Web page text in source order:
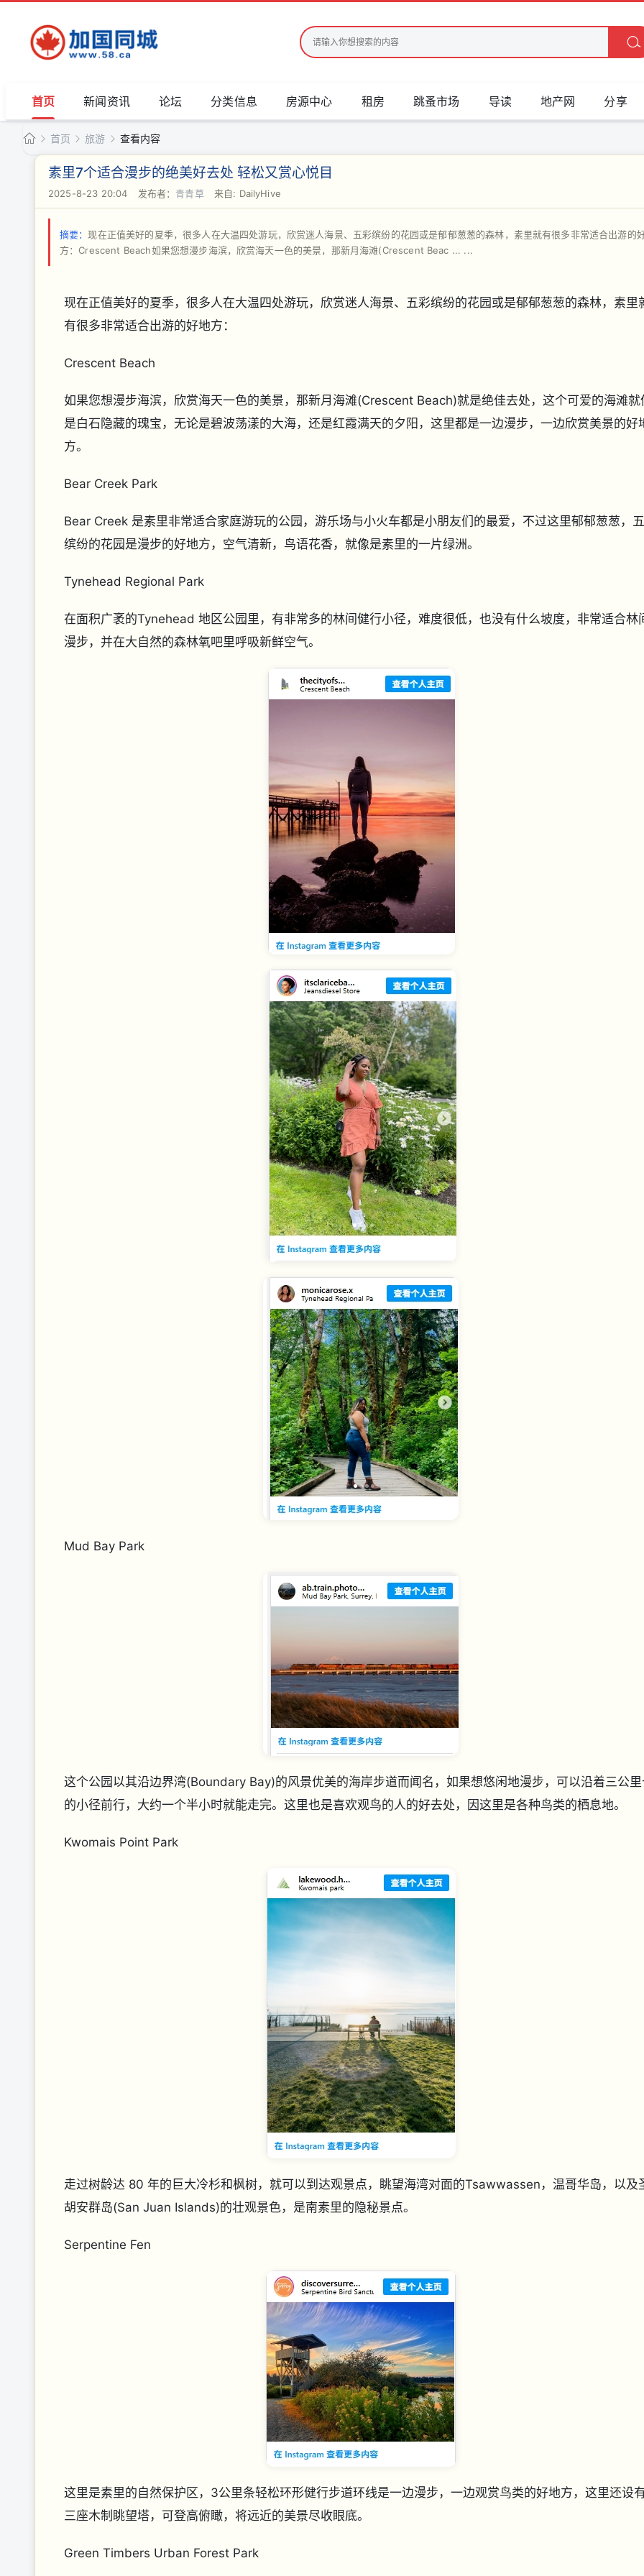
首页 新闻资讯 论坛 分类信息 房源中心 租房 跳蚤市场 导读 地产网 分享
加
首页
›
旅游
›
查看内容
素里7个适合漫步的绝美好去处 轻松又赏心悦目
2025-8-23 20:04 发布者： 青青草 来自: DailyHive
摘要：现在正值美好的夏季，很多人在大温四处游玩，欣赏迷人海景、五彩缤纷的花园或是郁郁葱葱的森林，素里就有很多非常适合出游的
方：Crescent Beach如果您想漫步海滨，欣赏海天一色的美景，那新月海滩(Crescent Beac ... ...
现在正值美好的夏季，很多人在大温四处游玩，欣赏迷人海景、五彩缤纷的花园或是郁郁葱葱的森林，素里
有很多非常适合出游的好地方：
Crescent Beach
如果您想漫步海滨，欣赏海天一色的美景，那新月海滩(Crescent Beach)就是绝佳去处，这个可爱的海滩就
是白石隐藏的瑰宝，无论是碧波荡漾的大海，还是红霞满天的夕阳，这里都是一边漫步，一边欣赏美景的好
方。
Bear Creek Park
Bear Creek 是素里非常适合家庭游玩的公园，游乐场与小火车都是小朋友们的最爱，不过这里郁郁葱葱，
缤纷的花园是漫步的好地方，空气清新，鸟语花香，就像是素里的一片绿洲。
Tynehead Regional Park
在面积广袤的Tynehead 地区公园里，有非常多的林间健行小径，难度很低，也没有什么坡度，非常适合林
漫步，并在大自然的森林氧吧里呼吸新鲜空气。
Mud Bay Park
这个公园以其沿边界湾(Boundary Bay)的风景优美的海岸步道而闻名，如果想悠闲地漫步，可以沿着三公
的小径前行，大约一个半小时就能走完。这里也是喜欢观鸟的人的好去处，因这里是各种鸟类的栖息地。
Kwomais Point Park
走过树龄达 80 年的巨大冷杉和枫树，就可以到达观景点，眺望海湾对面的Tsawwassen，温哥华岛，以及
胡安群岛(San Juan Islands)的壮观景色，是南素里的隐秘景点。
Serpentine Fen
这里是素里的自然保护区，3公里条轻松环形健行步道环线是一边漫步，一边观赏鸟类的好地方，这里还设
三座木制眺望塔，可登高俯瞰，将远近的美景尽收眼底。
Green Timbers Urban Forest Park